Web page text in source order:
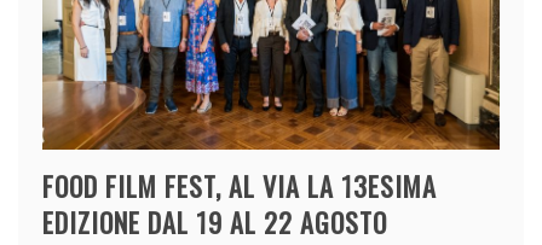
FOOD FILM FEST, AL VIA LA 13ESIMA
EDIZIONE DAL 19 AL 22 AGOSTO